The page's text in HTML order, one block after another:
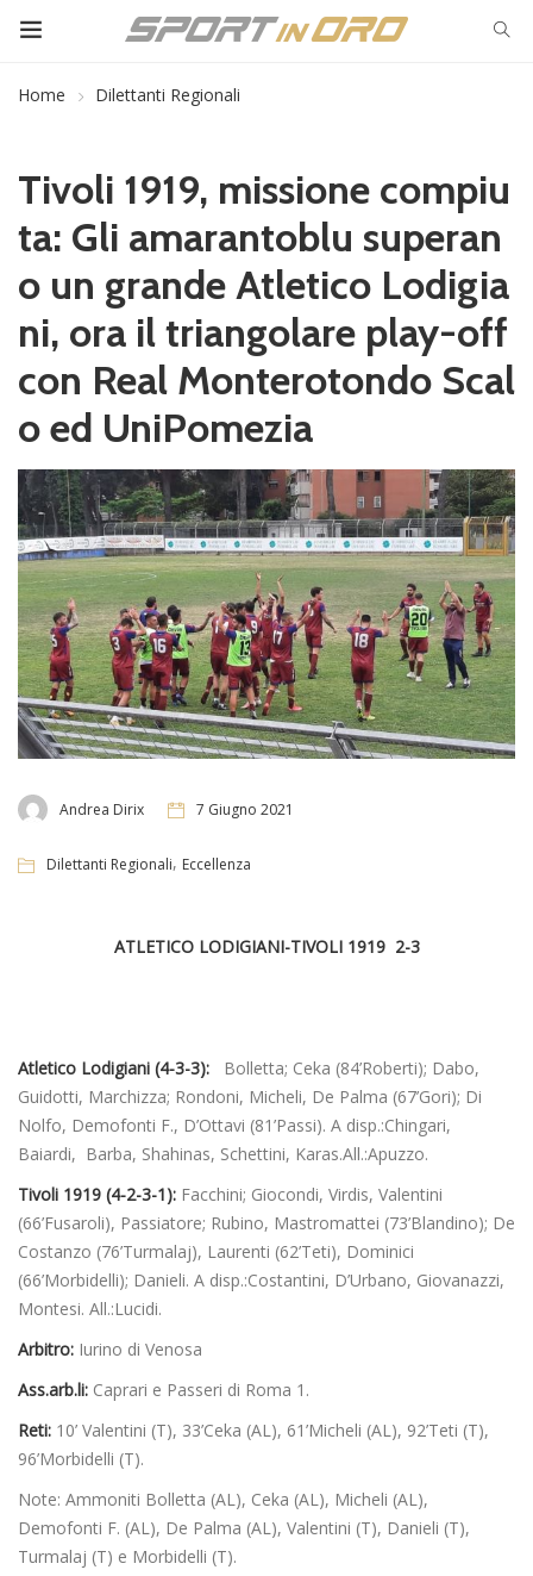
Home Dilettanti Regionali
Tivoli 1919, missione compiu
ta: Gli amarantoblu superan
o un grande Atletico Lodigia
ni, ora il triangolare play-off
con Real Monterotondo Scal
o ed UniPomezia
Andrea Dirix 7 Giugno 2021
Dilettanti Regionali, Eccellenza
ATLETICO LODIGIANI-TIVOLI 1919 2-3
Atletico Lodigiani (4-3-3): Bolletta; Ceka (84’Roberti); Dabo,
Guidotti, Marchizza; Rondoni, Micheli, De Palma (67’Gori); Di
Nolfo, Demofonti F., D’Ottavi (81’Passi). A disp.:Chingari,
Baiardi, Barba, Shahinas, Schettini, Karas.All.:Apuzzo.
Tivoli 1919 (4-2-3-1): Facchini; Giocondi, Virdis, Valentini
(66’Fusaroli), Passiatore; Rubino, Mastromattei (73’Blandino); De
Costanzo (76’Turmalaj), Laurenti (62’Teti), Dominici
(66’Morbidelli); Danieli. A disp.:Costantini, D’Urbano, Giovanazzi,
Montesi. All.:Lucidi.
Arbitro: Iurino di Venosa
Ass.arb.li: Caprari e Passeri di Roma 1.
Reti: 10’ Valentini (T), 33’Ceka (AL), 61’Micheli (AL), 92’Teti (T),
96’Morbidelli (T).
Note: Ammoniti Bolletta (AL), Ceka (AL), Micheli (AL),
Demofonti F. (AL), De Palma (AL), Valentini (T), Danieli (T),
Turmalaj (T) e Morbidelli (T).